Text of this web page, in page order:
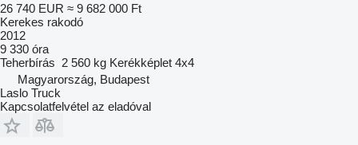
26 740 EUR ≈ 9 682 000 Ft
Kerekes rakodó
2012
9 330 óra
Teherbírás 2 560 kg Kerékképlet 4x4
Magyarország, Budapest
Laslo Truck
Kapcsolatfelvétel az eladóval